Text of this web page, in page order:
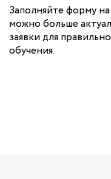
Заполняйте форму
можно больше
заявки для
обучения.